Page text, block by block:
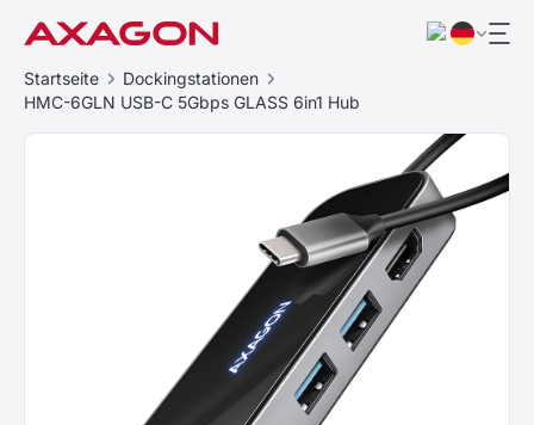
Startseite
Dockingstationen
HMC-6GLN USB-C 5Gbps GLASS 6in1 Hub